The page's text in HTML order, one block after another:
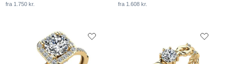
fra 1.750 kr. fra 1.608 kr.